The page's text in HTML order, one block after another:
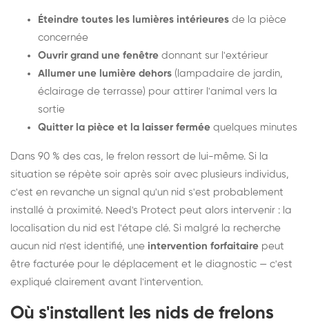
Éteindre toutes les lumières intérieures de la pièce
concernée
Ouvrir grand une fenêtre donnant sur l'extérieur
Allumer une lumière dehors (lampadaire de jardin,
éclairage de terrasse) pour attirer l'animal vers la
sortie
Quitter la pièce et la laisser fermée quelques minutes
Dans 90 % des cas, le frelon ressort de lui-même. Si la
situation se répète soir après soir avec plusieurs individus,
c'est en revanche un signal qu'un nid s'est probablement
installé à proximité. Need's Protect peut alors intervenir : la
localisation du nid est l'étape clé. Si malgré la recherche
aucun nid n'est identifié, une intervention forfaitaire peut
être facturée pour le déplacement et le diagnostic — c'est
expliqué clairement avant l'intervention.
Où s'installent les nids de frelons